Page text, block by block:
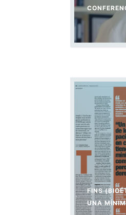
FINS
UNA